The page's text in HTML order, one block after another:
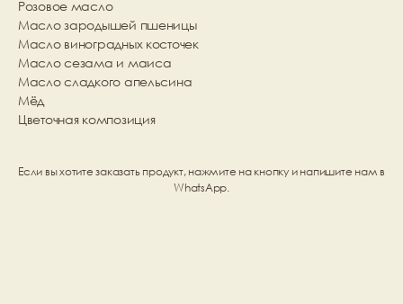
Розовое масло
Масло зародышей пшеницы
Масло виноградных косточек
Масло сезама и маиса
Масло сладкого апельсина
Мёд
Цветочная композиция
Если вы хотите заказать продукт, нажмите на кнопку и напишите нам в
WhatsApp.